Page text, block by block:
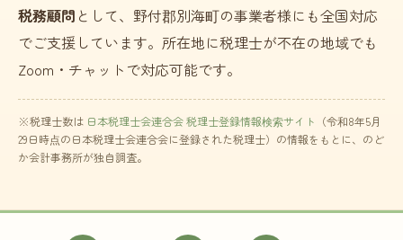
税務顧問 として、野付郡別海町の事業者様にも全国対応
でご支援しています。所在地に税理士が不在の地域でも
Zoom・チャットで対応可能です。
※税理士数は 日本税理士会連合会 税理士登録情報検索サイト （令和8年5月
29日時点の日本税理士会連合会に登録された税理士）の情報をもとに、のど
か会計事務所が独自調査。